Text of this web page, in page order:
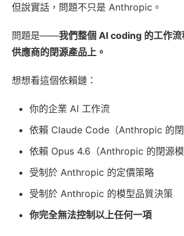
但說實話，問題不只是 Anthropic。
問題是——我們整個 AI coding 的工作流
供應商的閉源產品上。
想想看這個依賴鏈：
你的企業 AI 工作流
依賴 Claude Code（Anthropic 的閉
依賴 Opus 4.6（Anthropic 的閉源模
受制於 Anthropic 的定價策略
受制於 Anthropic 的模型品質決策
你完全無法控制以上任何一項